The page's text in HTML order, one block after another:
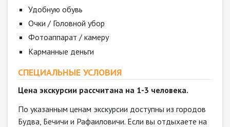
Удобную обувь
Очки / Головной убор
Фотоаппарат / камеру
Карманные деньги
СПЕЦИАЛЬНЫЕ УСЛОВИЯ
Цена экскурсии рассчитана на 1-3 человека.
По указанным ценам экскурсии доступны из городов
Будва, Бечичи и Рафаиловичи. Если вы отдыхаете на